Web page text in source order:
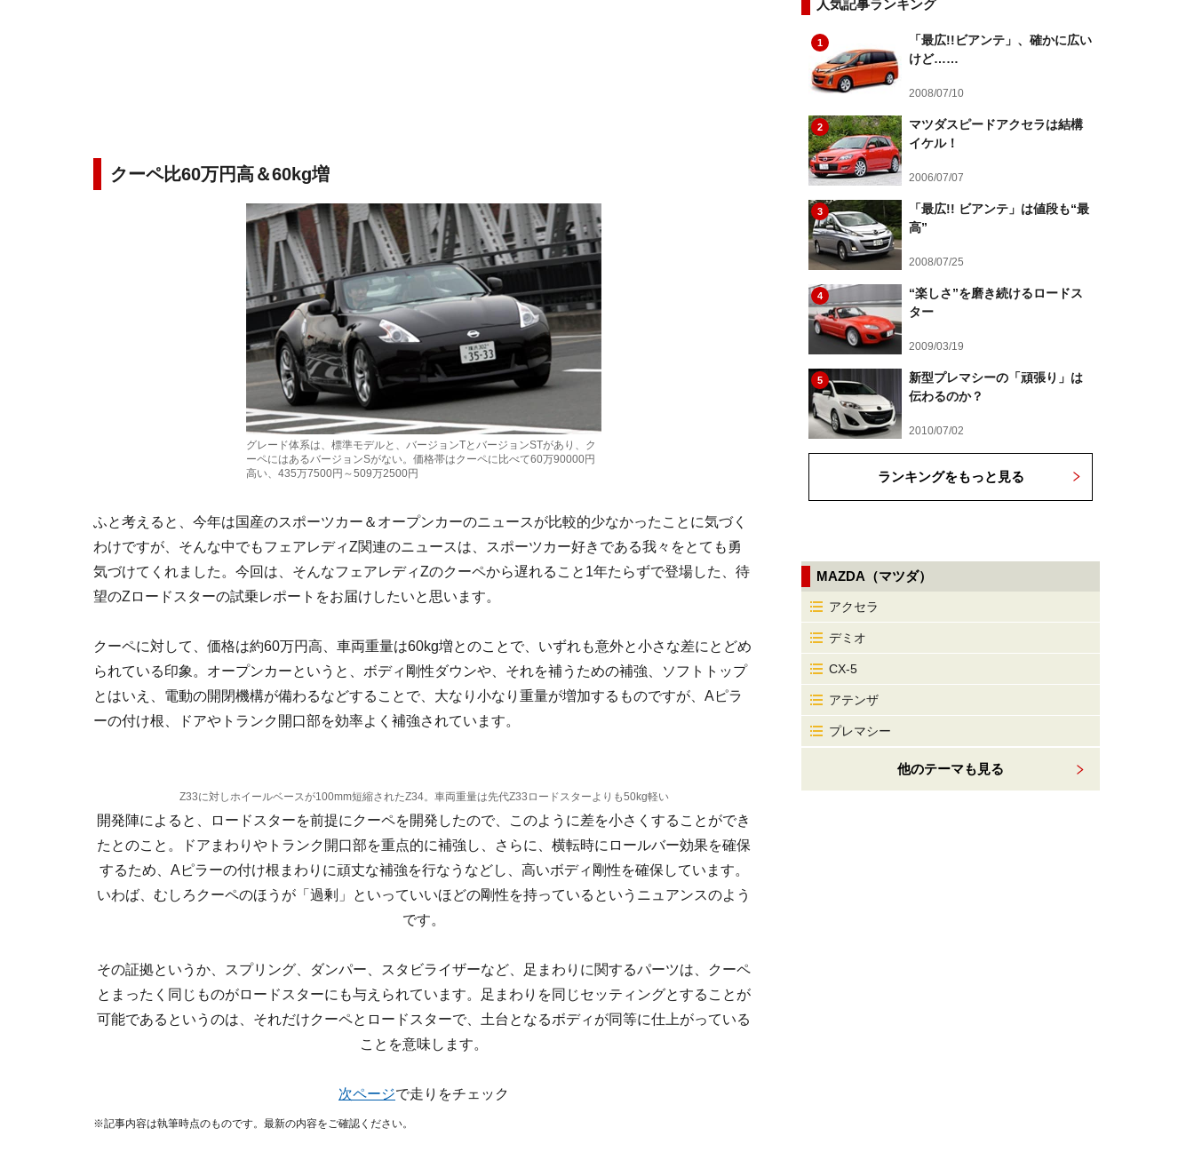
クーペ比60万円高＆60kg増
グレード体系は、標準モデルと、バージョンTとバージョンSTがあり、ク
ーペにはあるバージョンSがない。価格帯はクーペに比べて60万90000円
高い、435万7500円～509万2500円
ふと考えると、今年は国産のスポーツカー＆オープンカーのニュースが比較的少なかったことに気づく
わけですが、そんな中でもフェアレディZ関連のニュースは、スポーツカー好きである我々をとても勇
気づけてくれました。今回は、そんなフェアレディZのクーペから遅れること1年たらずで登場した、待
望のZロードスターの試乗レポートをお届けしたいと思います。
クーペに対して、価格は約60万円高、車両重量は60kg増とのことで、いずれも意外と小さな差にとどめ
られている印象。オープンカーというと、ボディ剛性ダウンや、それを補うための補強、ソフトトップ
とはいえ、電動の開閉機構が備わるなどすることで、大なり小なり重量が増加するものですが、Aピラ
ーの付け根、ドアやトランク開口部を効率よく補強されています。
Z33に対しホイールベースが100mm短縮されたZ34。車両重量は先代Z33ロードスターよりも50kg軽い
開発陣によると、ロードスターを前提にクーペを開発したので、このように差を小さくすることができ
たとのこと。ドアまわりやトランク開口部を重点的に補強し、さらに、横転時にロールバー効果を確保
するため、Aピラーの付け根まわりに頑丈な補強を行なうなどし、高いボディ剛性を確保しています。
いわば、むしろクーペのほうが「過剰」といっていいほどの剛性を持っているというニュアンスのよう
です。
その証拠というか、スプリング、ダンパー、スタビライザーなど、足まわりに関するパーツは、クーペ
とまったく同じものがロードスターにも与えられています。足まわりを同じセッティングとすることが
可能であるというのは、それだけクーペとロードスターで、土台となるボディが同等に仕上がっている
ことを意味します。
次ページで走りをチェック
※記事内容は執筆時点のものです。最新の内容をご確認ください。
人気記事ランキング
1
「最広!!ビアンテ」、確かに広い
けど……
2008/07/10
2
マツダスピードアクセラは結構
イケル！
2006/07/07
3
「最広!! ビアンテ」は値段も“最
高”
2008/07/25
4
“楽しさ”を磨き続けるロードス
ター
2009/03/19
5
新型プレマシーの「頑張り」は
伝わるのか？
2010/07/02
ランキングをもっと見る
MAZDA（マツダ）
アクセラ
デミオ
CX-5
アテンザ
プレマシー
他のテーマも見る